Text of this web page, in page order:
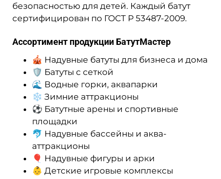
безопасностью для детей. Каждый батут
сертифицирован по ГОСТ Р 53487-2009.
Ассортимент продукции БатутМастер
🎪 Надувные батуты для бизнеса и дома
🛡 Батуты с сеткой
🌊 Водные горки, аквапарки
❄ Зимние аттракционы
⚽ Батутные арены и спортивные
площадки
🐬 Надувные бассейны и аква-
аттракционы
🎈 Надувные фигуры и арки
👶 Детские игровые комплексы